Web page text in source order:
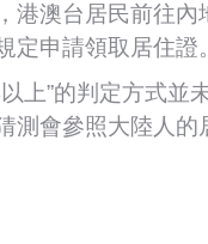
港澳台居民前往
定申請領取居住證。
以上”的判定方式
測會參照大陸人的